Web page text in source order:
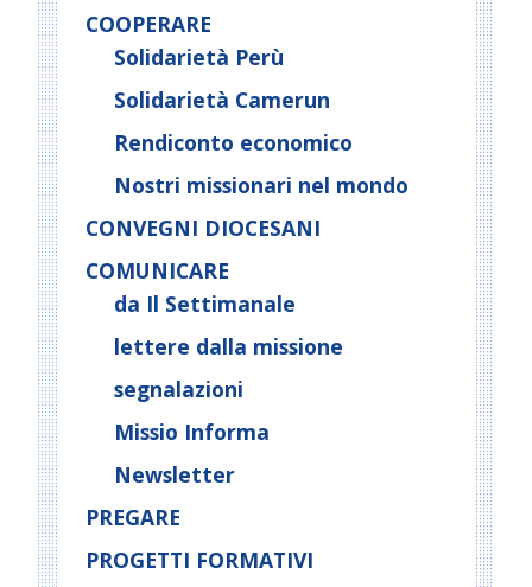
COOPERARE
Solidarietà Perù
Solidarietà Camerun
Rendiconto economico
Nostri missionari nel mondo
CONVEGNI DIOCESANI
COMUNICARE
da Il Settimanale
lettere dalla missione
segnalazioni
Missio Informa
Newsletter
PREGARE
PROGETTI FORMATIVI